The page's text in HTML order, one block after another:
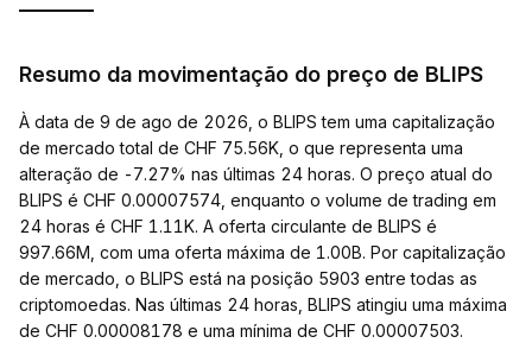
Resumo da movimentação do preço de BLIPS
À data de 9 de ago de 2026, o BLIPS tem uma capitalização
de mercado total de CHF 75.56K, o que representa uma
alteração de -7.27% nas últimas 24 horas. O preço atual do
BLIPS é CHF 0.00007574, enquanto o volume de trading em
24 horas é CHF 1.11K. A oferta circulante de BLIPS é
997.66M, com uma oferta máxima de 1.00B. Por capitalização
de mercado, o BLIPS está na posição 5903 entre todas as
criptomoedas. Nas últimas 24 horas, BLIPS atingiu uma máxima
de CHF 0.00008178 e uma mínima de CHF 0.00007503.